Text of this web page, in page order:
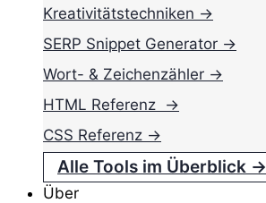
Kreativitätstechniken →
SERP Snippet Generator →
Wort- & Zeichenzähler →
HTML Referenz →
CSS Referenz →
Alle Tools im Überblick →
Über